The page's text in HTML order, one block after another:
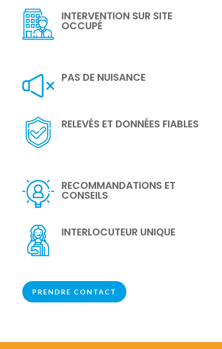
INTERVENTION SUR SITE
OCCUPÉ
PAS DE NUISANCE
RELEVÉS ET DONNÉES FIABLES
RECOMMANDATIONS ET
CONSEILS
INTERLOCUTEUR UNIQUE
PRENDRE CONTACT